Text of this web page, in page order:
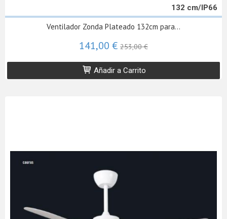
132 cm/IP66
Ventilador Zonda Plateado 132cm para...
141,00 € 253,00 €
Añadir a Carrito